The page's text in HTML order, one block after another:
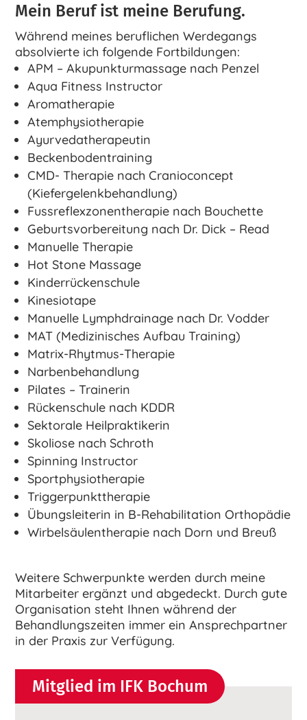
Mein Beruf ist meine Berufung.
Während meines beruflichen Werdegangs
absolvierte ich folgende Fortbildungen:
APM – Akupunkturmassage nach Penzel
Aqua Fitness Instructor
Aromatherapie
Atemphysiotherapie
Ayurvedatherapeutin
Beckenbodentraining
CMD- Therapie nach Cranioconcept
(Kiefergelenkbehandlung)
Fussreflexzonentherapie nach Bouchette
Geburtsvorbereitung nach Dr. Dick – Read
Manuelle Therapie
Hot Stone Massage
Kinderrückenschule
Kinesiotape
Manuelle Lymphdrainage nach Dr. Vodder
MAT (Medizinisches Aufbau Training)
Matrix-Rhytmus-Therapie
Narbenbehandlung
Pilates – Trainerin
Rückenschule nach KDDR
Sektorale Heilpraktikerin
Skoliose nach Schroth
Spinning Instructor
Sportphysiotherapie
Triggerpunkttherapie
Übungsleiterin in B-Rehabilitation Orthopädie
Wirbelsäulentherapie nach Dorn und Breuß
Weitere Schwerpunkte werden durch meine
Mitarbeiter ergänzt und abgedeckt. Durch gute
Organisation steht Ihnen während der
Behandlungszeiten immer ein Ansprechpartner
in der Praxis zur Verfügung.
Mitglied im IFK Bochum